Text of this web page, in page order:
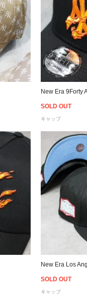
SOLD OUT
キャップ
SOLD OUT
キャップ